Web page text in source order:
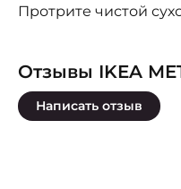
Протрите чистой
Отзывы IKEA
Написать отзыв